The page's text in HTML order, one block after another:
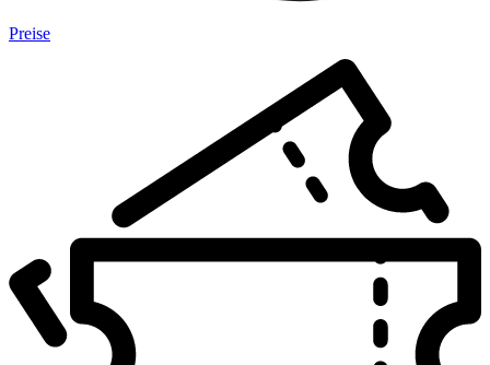
Preise